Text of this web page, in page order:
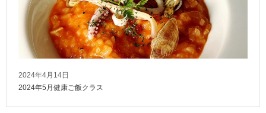
2024年4月14日
2024年5月健康ご飯クラス